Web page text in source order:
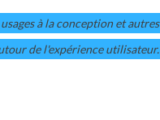
à la conception et autres
de l'expérience utilisateur.